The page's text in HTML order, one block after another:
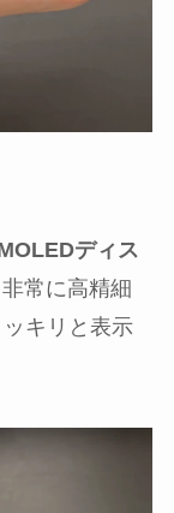
ディス
常に高精細
キリと表示